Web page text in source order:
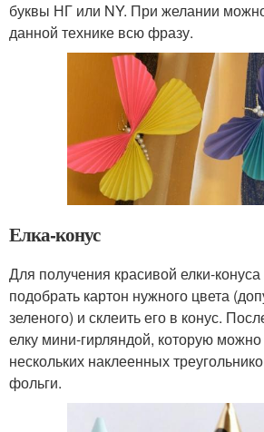
буквы НГ или NY. При желании
данной технике всю фразу.
Елка-конус
Для получения красивой елки-
подобрать картон нужного цвета
зеленого) и склеить его в конус.
елку мини-гирляндой, которую можно
нескольких наклеенных
фольги.